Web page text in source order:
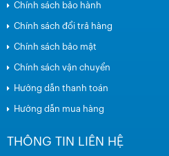
Chính sách bảo hành
Chính sách đổi trả hàng
Chính sách bảo mật
Chính sách vận chuyển
Hướng dẫn thanh toán
Hướng dẫn mua hàng
THÔNG TIN LIÊN HỆ